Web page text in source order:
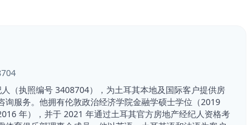
（执照编号 3408704），为土耳其本地及国际客户提供房
询服务。他拥有伦敦政治经济学院金融学硕士学位（2019
年），并于 2021 年通过土耳其官方房地产经纪人资格考